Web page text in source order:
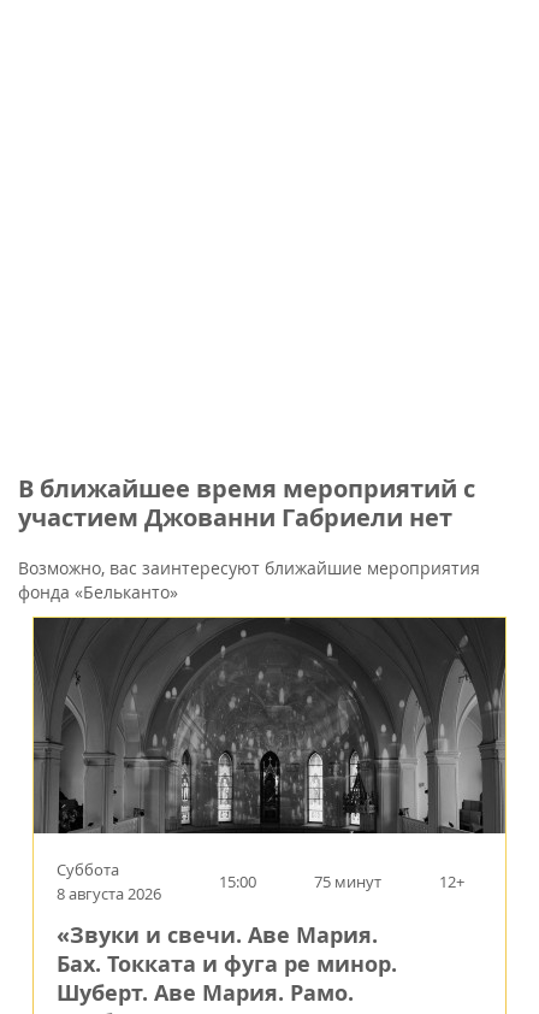
В ближайшее время мероприятий с
участием Джованни Габриели нет
Возможно, вас заинтересуют ближайшие мероприятия
фонда «Бельканто»
Суббота
8 августа 2026
15:00 75 минут 12+
«Звуки и свечи. Аве Мария.
Бах. Токката и фуга ре минор.
Шуберт. Аве Мария. Рамо.